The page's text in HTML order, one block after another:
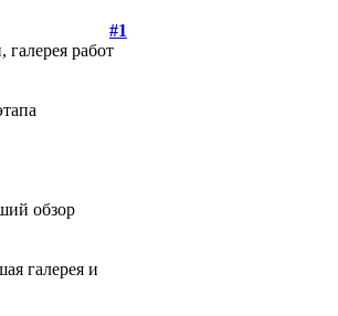
#1
работ
обзор
галерея и